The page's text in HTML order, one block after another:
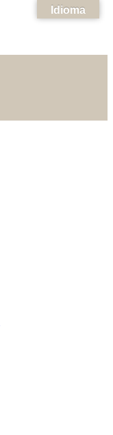
Idioma